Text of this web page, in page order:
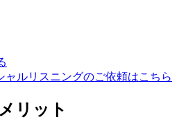
ャルリスニングのご依頼はこちら
リット